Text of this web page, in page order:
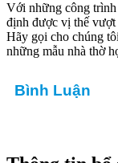
Với những công
định được vị thế
Hãy gọi cho chúng
những mẫu nhà thờ
Bình Luận